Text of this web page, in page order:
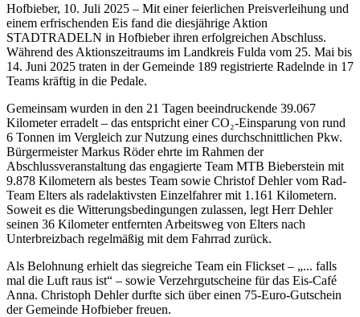
Hofbieber, 10. Juli 2025 – Mit einer feierlichen Preisverleihung und
einem erfrischenden Eis fand die diesjährige Aktion
STADTRADELN in Hofbieber ihren erfolgreichen Abschluss.
Während des Aktionszeitraums im Landkreis Fulda vom 25. Mai bis
14. Juni 2025 traten in der Gemeinde 189 registrierte Radelnde in 17
Teams kräftig in die Pedale.
Gemeinsam wurden in den 21 Tagen beeindruckende 39.067
Kilometer erradelt – das entspricht einer CO₂-Einsparung von rund
6 Tonnen im Vergleich zur Nutzung eines durchschnittlichen Pkw.
Bürgermeister Markus Röder ehrte im Rahmen der
Abschlussveranstaltung das engagierte Team MTB Bieberstein mit
9.878 Kilometern als bestes Team sowie Christof Dehler vom Rad-
Team Elters als radelaktivsten Einzelfahrer mit 1.161 Kilometern.
Soweit es die Witterungsbedingungen zulassen, legt Herr Dehler
seinen 36 Kilometer entfernten Arbeitsweg von Elters nach
Unterbreizbach regelmäßig mit dem Fahrrad zurück.
Als Belohnung erhielt das siegreiche Team ein Flickset – „... falls
mal die Luft raus ist“ – sowie Verzehrgutscheine für das Eis-Café
Anna. Christoph Dehler durfte sich über einen 75-Euro-Gutschein
der Gemeinde Hofbieber freuen.